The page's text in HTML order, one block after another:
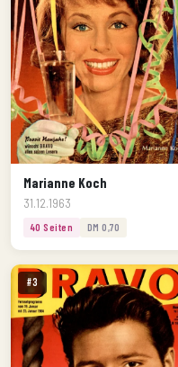
Marianne Koch
31.12.1963
40 Seiten DM 0,70
#3